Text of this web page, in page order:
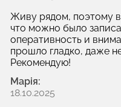
Живу рядом, поэтому
что можно было
оперативность и
прошло гладко, даже
Рекомендую!
Марія:
18.10.2025